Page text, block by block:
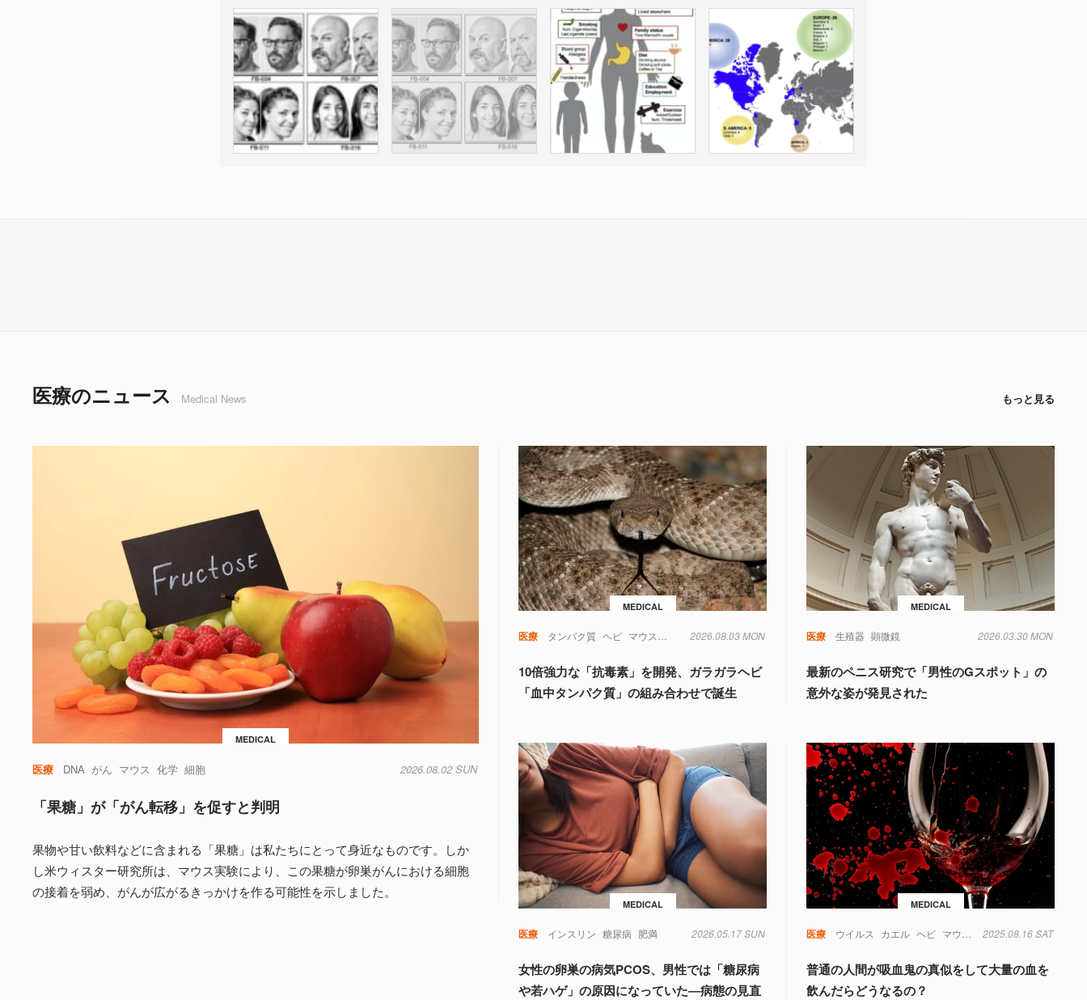
医療のニュース Medical News もっと見る
MEDICAL
医療 DNA がん マウス 化学 細胞 2026.08.02 SUN
「果糖」が「がん転移」を促すと判明
果物や甘い飲料などに含まれる「果糖」は私たちにとって身近なものです。しか
し米ウィスター研究所は、マウス実験により、この果糖が卵巣がんにおける細胞
の接着を弱め、がんが広がるきっかけを作る可能性を示しました。
MEDICAL
医療 タンパク質 ヘビ マウス 実験 毒 遺伝子
2026.08.03 MON
10倍強力な「抗毒素」を開発、ガラガラヘビ
「血中タンパク質」の組み合わせで誕生
MEDICAL
医療 生殖器 顕微鏡 2026.03.30 MON
最新のペニス研究で「男性のGスポット」の
意外な姿が発見された
MEDICAL
医療 インスリン 糖尿病 肥満 2026.05.17 SUN
女性の卵巣の病気PCOS、男性では「糖尿病
や若ハゲ」の原因になっていた―病態の見直
MEDICAL
医療 ウイルス カエル ヘビ マウス 免疫 毒 糖尿病
2025.08.16 SAT
普通の人間が吸血鬼の真似をして大量の血を
飲んだらどうなるの？